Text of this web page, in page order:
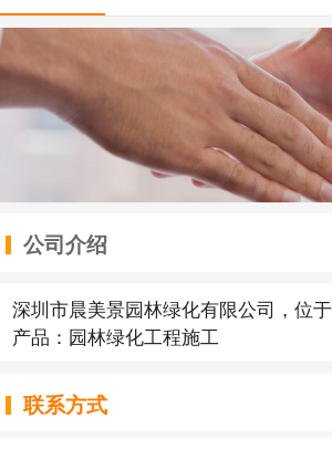
公司介绍
深圳市晨美景园林绿化有限公司，位
产品：园林绿化工程施工
联系方式